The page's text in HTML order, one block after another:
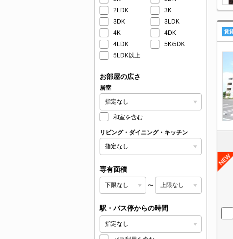
2LDK
3K
3DK
3LDK
4K
4DK
4LDK
5K/5DK
5LDK以上
お部屋の広さ
居室
和室を含む
リビング・ダイニング・キッチン
専有面積
〜
駅・バス停からの時間
賃